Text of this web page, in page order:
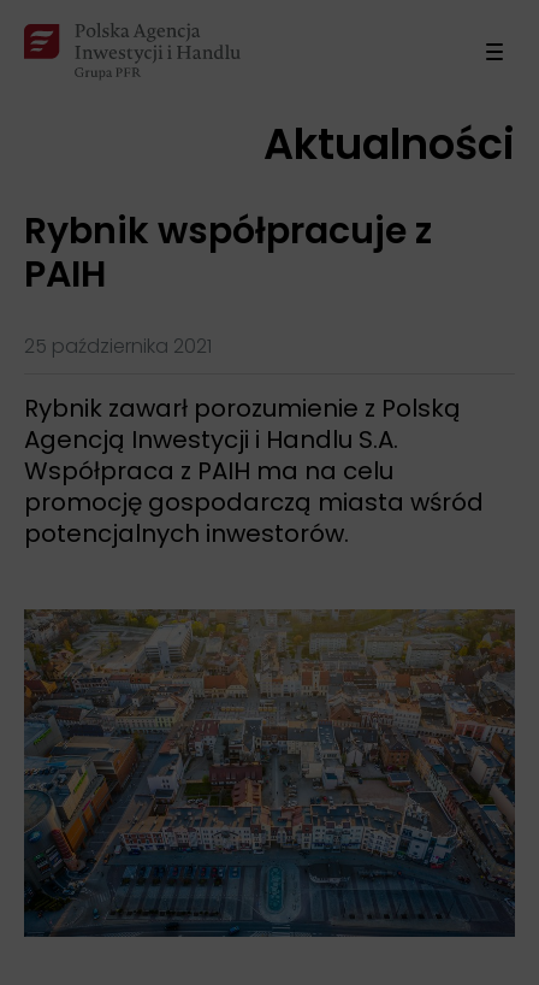
Aktualności
Rybnik współpracuje z
PAIH
25 października 2021
Rybnik zawarł porozumienie z Polską
Agencją Inwestycji i Handlu S.A.
Współpraca z PAIH ma na celu
promocję gospodarczą miasta wśród
potencjalnych inwestorów.